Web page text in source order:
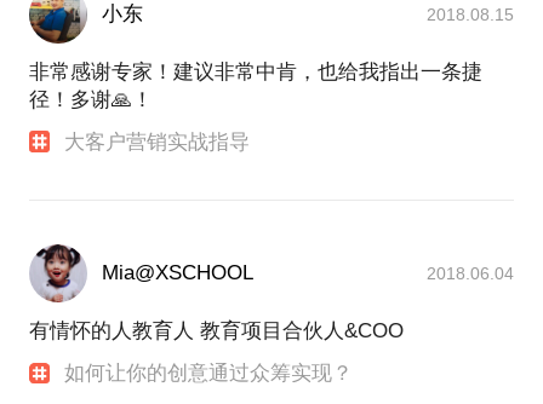
小东 2018.08.15
非常感谢专家！建议非常中肯，也给我指出一条捷
径！多谢🙏！
大客户营销实战指导
Mia@XSCHOOL 2018.06.04
有情怀的人教育人 教育项目合伙人&COO
如何让你的创意通过众筹实现？